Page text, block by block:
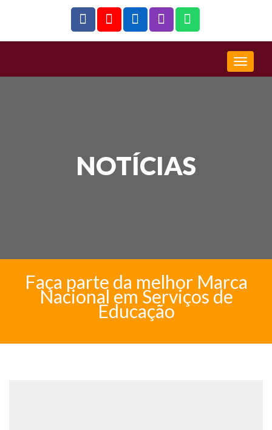
NOTÍCIAS
Faça parte da melhor Marca
Nacional em Serviços de
Educação